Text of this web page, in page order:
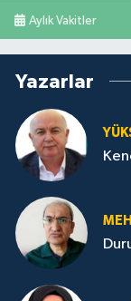
Aylık Vakitler
Yazarlar